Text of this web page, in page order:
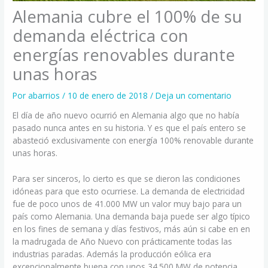
Alemania cubre el 100% de su
demanda eléctrica con
energías renovables durante
unas horas
Porabarrios/ 10 de enero de 2018/Deja un comentario
El día de año nuevo ocurrió en Alemania algo que no había
pasado nunca antes en su historia. Y es que el país entero se
abasteció exclusivamente con energía 100% renovable durante
unas horas.
Para ser sinceros, lo cierto es que se dieron las condiciones
idóneas para que esto ocurriese. La demanda de electricidad
fue de poco unos de 41.000 MW un valor muy bajo para un
país como Alemania. Una demanda baja puede ser algo típico
en los fines de semana y días festivos, más aún si cabe en en
la madrugada de Año Nuevo con prácticamente todas las
industrias paradas. Además la producción eólica era